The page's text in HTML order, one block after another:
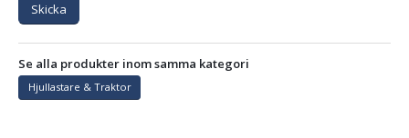
Skicka
Se alla produkter inom samma kategori
Hjullastare & Traktor